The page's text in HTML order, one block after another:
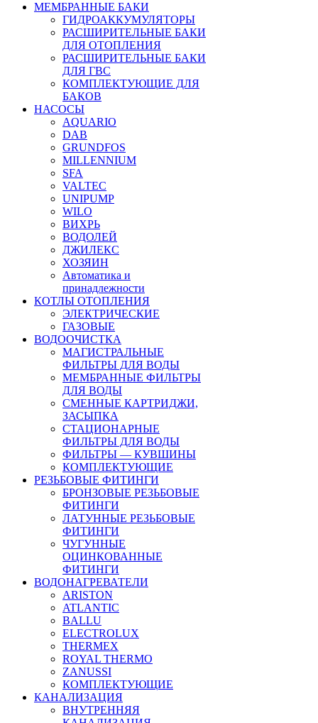
МЕМБРАННЫЕ БАКИ
ГИДРОАККУМУЛЯТОРЫ
РАСШИРИТЕЛЬНЫЕ БАКИ
ДЛЯ ОТОПЛЕНИЯ
РАСШИРИТЕЛЬНЫЕ БАКИ
ДЛЯ ГВС
КОМПЛЕКТУЮЩИЕ ДЛЯ
БАКОВ
НАСОСЫ
AQUARIO
DAB
GRUNDFOS
MILLENNIUM
SFA
VALTEC
UNIPUMP
WILO
ВИХРЬ
ВОДОЛЕЙ
ДЖИЛЕКС
ХОЗЯИН
Автоматика и
принадлежности
КОТЛЫ ОТОПЛЕНИЯ
ЭЛЕКТРИЧЕСКИЕ
ГАЗОВЫЕ
ВОДООЧИСТКА
МАГИСТРАЛЬНЫЕ
ФИЛЬТРЫ ДЛЯ ВОДЫ
МЕМБРАННЫЕ ФИЛЬТРЫ
ДЛЯ ВОДЫ
СМЕННЫЕ КАРТРИДЖИ,
ЗАСЫПКА
СТАЦИОНАРНЫЕ
ФИЛЬТРЫ ДЛЯ ВОДЫ
ФИЛЬТРЫ — КУВШИНЫ
КОМПЛЕКТУЮЩИЕ
РЕЗЬБОВЫЕ ФИТИНГИ
БРОНЗОВЫЕ РЕЗЬБОВЫЕ
ФИТИНГИ
ЛАТУННЫЕ РЕЗЬБОВЫЕ
ФИТИНГИ
ЧУГУННЫЕ
ОЦИНКОВАННЫЕ
ФИТИНГИ
ВОДОНАГРЕВАТЕЛИ
ARISTON
ATLANTIC
BALLU
ELECTROLUX
THERMEX
ROYAL THERMO
ZANUSSI
КОМПЛЕКТУЮЩИЕ
КАНАЛИЗАЦИЯ
ВНУТРЕННЯЯ